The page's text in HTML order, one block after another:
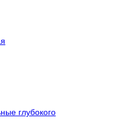
глубокого